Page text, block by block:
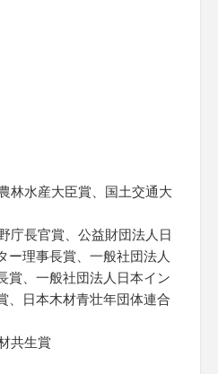
水産大臣賞、国土交通大
長官賞、公益財団法人日
ー理事長賞、一般社団法人
賞、一般社団法人日本イン
、日本木材青壮年団体連合
共生賞